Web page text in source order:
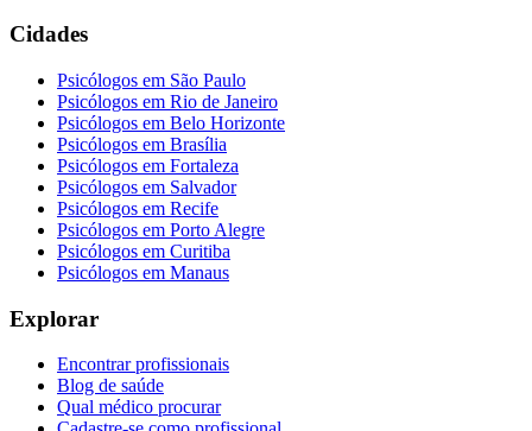
Cidades
Psicólogos em São Paulo
Psicólogos em Rio de Janeiro
Psicólogos em Belo Horizonte
Psicólogos em Brasília
Psicólogos em Fortaleza
Psicólogos em Salvador
Psicólogos em Recife
Psicólogos em Porto Alegre
Psicólogos em Curitiba
Psicólogos em Manaus
Explorar
Encontrar profissionais
Blog de saúde
Qual médico procurar